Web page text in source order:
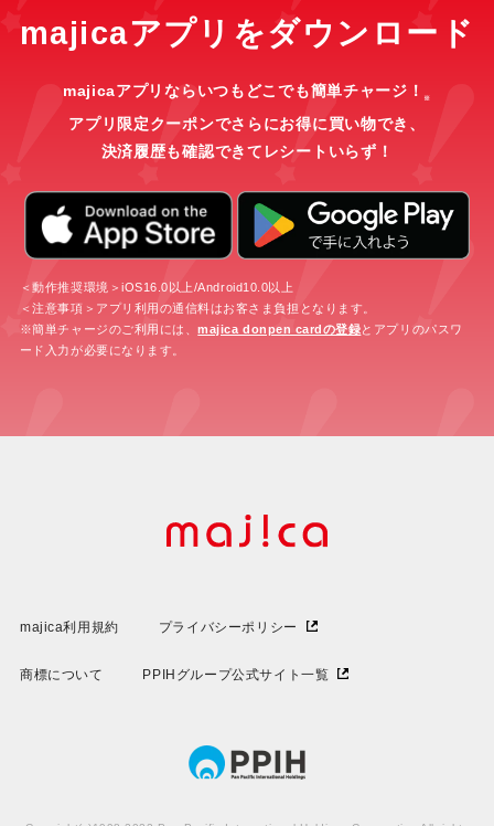
majicaアプリをダウンロード
majicaアプリならいつもどこでも簡単チャージ！ ※
アプリ限定クーポンでさらにお得に買い物でき、
決済履歴も確認できてレシートいらず！
＜動作推奨環境＞iOS16.0以上/Android10.0以上
＜注意事項＞アプリ利用の通信料はお客さま負担となります。
※簡単チャージのご利用には、majica donpen cardの登録とアプリのパスワ
ード入力が必要になります。
majica利用規約 プライバシーポリシー
商標について PPIHグループ公式サイト一覧